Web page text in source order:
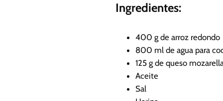
u
s
Ingredientes:
400 g de arroz redondo
800 ml de agua para
125 g de queso
Aceite
Sal